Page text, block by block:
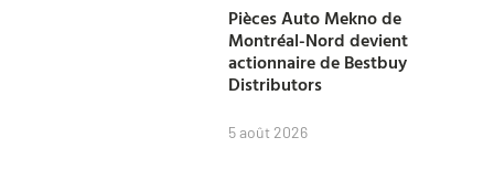
Pièces Auto Mekno de
Montréal-Nord devient
actionnaire de Bestbuy
Distributors
5 août 2026